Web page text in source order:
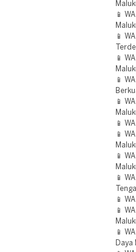
📱
📱
📱
📱
📱
📱
📱
📱
📱
📱
📱
📱
Daya